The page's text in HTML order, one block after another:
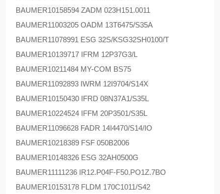
BAUMER10158594 ZADM 023H151.0011
BAUMER11003205 OADM 13T6475/S35A
BAUMER11078991 ESG 32S/KSG32SH0100/T
BAUMER10139717 IFRM 12P37G3/L
BAUMER10211484 MY-COM BS75
BAUMER11092893 IWRM 12I9704/S14X
BAUMER10150430 IFRD 08N37A1/S35L
BAUMER10224524 IFFM 20P3501/S35L
BAUMER11096628 FADR 14I4470/S14/IO
BAUMER10218389 FSF 050B2006
BAUMER10148326 ESG 32AH0500G
BAUMER11111236 IR12.P04F-F50.PO1Z.7BO
BAUMER10153178 FLDM 170C1011/S42